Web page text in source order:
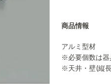
商品情報
アルミ型材
※必要個数は器
※天井・壁(縦